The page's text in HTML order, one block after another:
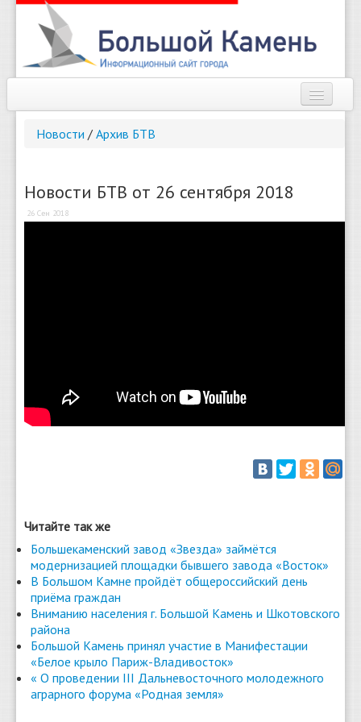
Справочник
Новости / Архив БТВ
Новости БТВ от 26 сентября 2018
26 Сен 2018
Читайте так же
Большекаменский завод «Звезда» займётся
модернизацией площадки бывшего завода «Восток»
В Большом Камне пройдёт общероссийский день
приёма граждан
Вниманию населения г. Большой Камень и Шкотовского
района
Большой Камень принял участие в Манифестации
«Белое крыло Париж-Владивосток»
« О проведении III Дальневосточного молодежного
аграрного форума «Родная земля»